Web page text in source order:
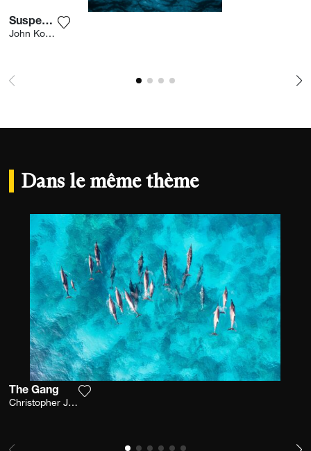
Suspended
John Kowitz
Dans le même thème
The Gang
Christopher Johnson